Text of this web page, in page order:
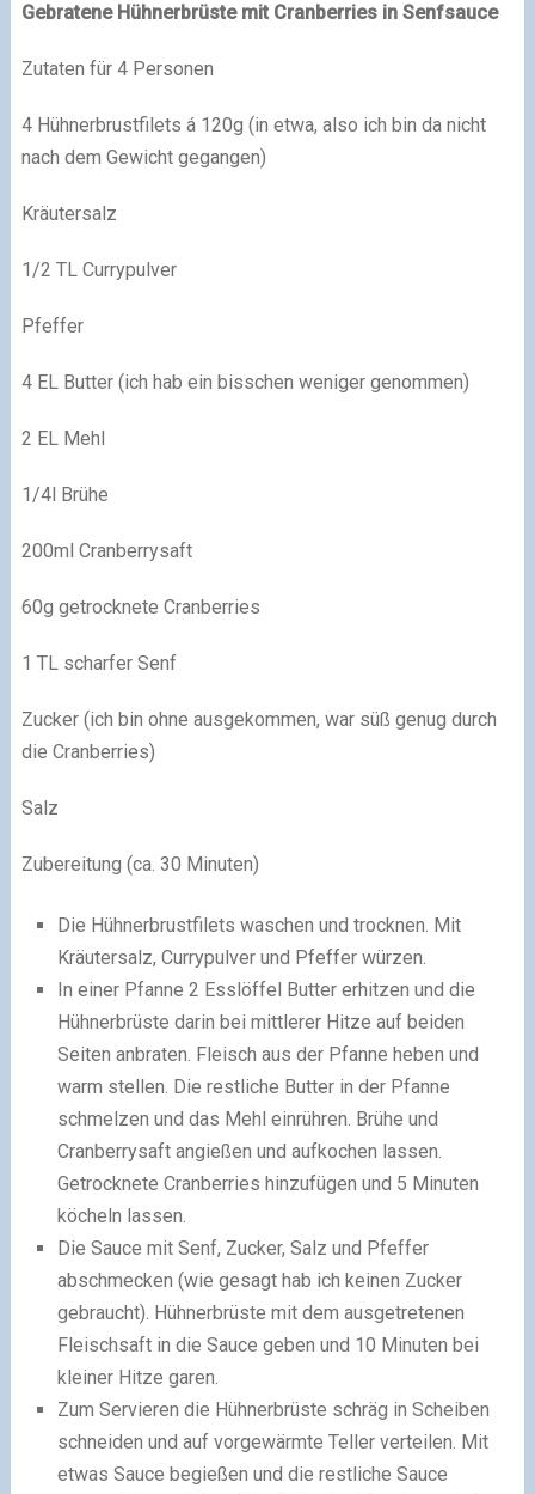
Gebratene Hühnerbrüste mit Cranberries in Senfsauce
Zutaten für 4 Personen
4 Hühnerbrustfilets á 120g (in etwa, also ich bin da nicht
nach dem Gewicht gegangen)
Kräutersalz
1/2 TL Currypulver
Pfeffer
4 EL Butter (ich hab ein bisschen weniger genommen)
2 EL Mehl
1/4l Brühe
200ml Cranberrysaft
60g getrocknete Cranberries
1 TL scharfer Senf
Zucker (ich bin ohne ausgekommen, war süß genug durch
die Cranberries)
Salz
Zubereitung (ca. 30 Minuten)
Die Hühnerbrustfilets waschen und trocknen. Mit
Kräutersalz, Currypulver und Pfeffer würzen.
In einer Pfanne 2 Esslöffel Butter erhitzen und die
Hühnerbrüste darin bei mittlerer Hitze auf beiden
Seiten anbraten. Fleisch aus der Pfanne heben und
warm stellen. Die restliche Butter in der Pfanne
schmelzen und das Mehl einrühren. Brühe und
Cranberrysaft angießen und aufkochen lassen.
Getrocknete Cranberries hinzufügen und 5 Minuten
köcheln lassen.
Die Sauce mit Senf, Zucker, Salz und Pfeffer
abschmecken (wie gesagt hab ich keinen Zucker
gebraucht). Hühnerbrüste mit dem ausgetretenen
Fleischsaft in die Sauce geben und 10 Minuten bei
kleiner Hitze garen.
Zum Servieren die Hühnerbrüste schräg in Scheiben
schneiden und auf vorgewärmte Teller verteilen. Mit
etwas Sauce begießen und die restliche Sauce